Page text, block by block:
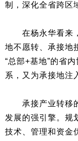
制，深化全省跨区
在杨永华看来
地不愿转、承接地
“总部+基地”的省
系，又为承接地注
承接产业转移
发展的强引擎。规
技术、管理和资金